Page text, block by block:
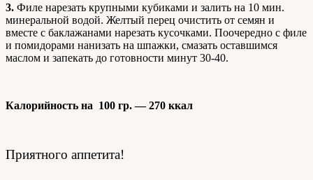
3. Филе нарезать крупными кубиками и залить на 10 мин.
минеральной водой. Желтый перец очистить от семян и
вместе с баклажанами нарезать кусочками. Поочередно с филе
и помидорами нанизать на шпажки, смазать оставшимся
маслом и запекать до готовности минут 30-40.
Калорийность на 100 гр. — 270 ккал
Приятного аппетита!